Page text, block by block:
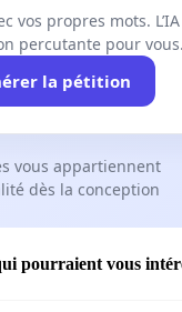
vos propres mots.
percutante pour vous.
la pétition
vous appartiennent
dès la conception
pourraient vous